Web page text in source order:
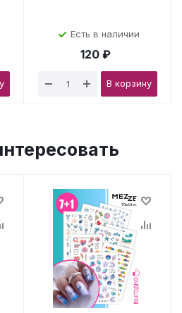
Есть в наличии
120 ₽
В корзину